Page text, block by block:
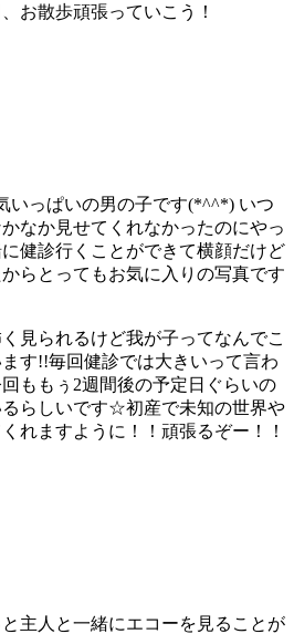
お散歩頑張っていこう！
いっぱいの男の子です(*^^*) いつ
なか見せてくれなかったのにやっ
健診行くことができて横顔だけど
らとってもお気に入りの写真です
見られるけど我が子ってなんでこ
す!!毎回健診では大きいって言わ
ももぅ2週間後の予定日ぐらいの
らしいです☆初産で未知の世界や
れますように！！頑張るぞー！！
主人と一緒にエコーを見ることが